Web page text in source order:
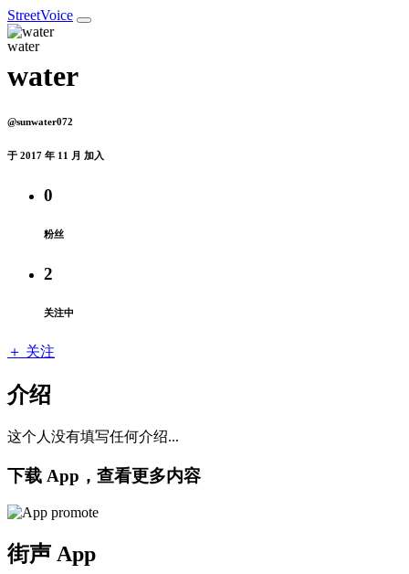
StreetVoice
water
@sunwater072
于 2017 年 11 月 加入
0
粉丝
2
关注中
＋ 关注
介绍
这个人没有填写任何介绍...
下载 App，查看更多内容
街声 App